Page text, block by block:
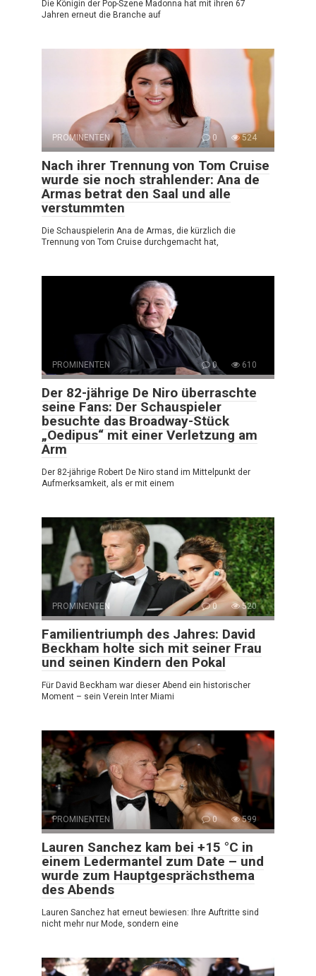
Die Königin der Pop-Szene Madonna hat mit ihren 67
Jahren erneut die Branche auf
PROMINENTEN 0 524
Nach ihrer Trennung von Tom Cruise
wurde sie noch strahlender: Ana de
Armas betrat den Saal und alle
verstummten
Die Schauspielerin Ana de Armas, die kürzlich die
Trennung von Tom Cruise durchgemacht hat,
PROMINENTEN 0 610
Der 82-jährige De Niro überraschte
seine Fans: Der Schauspieler
besuchte das Broadway-Stück
„Oedipus“ mit einer Verletzung am
Arm
Der 82-jährige Robert De Niro stand im Mittelpunkt der
Aufmerksamkeit, als er mit einem
PROMINENTEN 0 520
Familientriumph des Jahres: David
Beckham holte sich mit seiner Frau
und seinen Kindern den Pokal
Für David Beckham war dieser Abend ein historischer
Moment – sein Verein Inter Miami
PROMINENTEN 0 599
Lauren Sanchez kam bei +15 °C in
einem Ledermantel zum Date – und
wurde zum Hauptgesprächsthema
des Abends
Lauren Sanchez hat erneut bewiesen: Ihre Auftritte sind
nicht mehr nur Mode, sondern eine